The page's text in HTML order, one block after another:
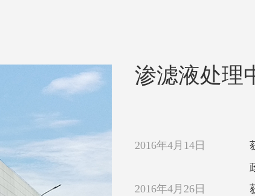
渗滤液处理
2016年4月14日
2016年4月26日